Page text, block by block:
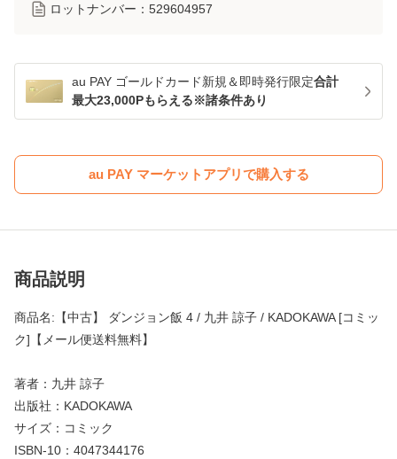
ロットナンバー： 529604957
au PAY ゴールドカード新規＆即時発行限定合計
最大23,000Pもらえる※諸条件あり
au PAY マーケットアプリで購入する
商品説明
商品名:【中古】 ダンジョン飯 4 / 九井 諒子 / KADOKAWA [コミッ
ク]【メール便送料無料】
著者：九井 諒子
出版社：KADOKAWA
サイズ：コミック
ISBN-10：4047344176